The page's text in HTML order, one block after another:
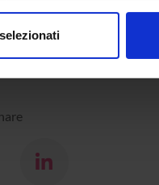
Dichiarazione sui cookie.